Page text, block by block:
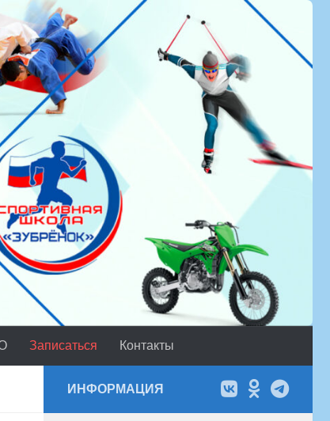
Записаться Контакты
ИНФОРМАЦИЯ